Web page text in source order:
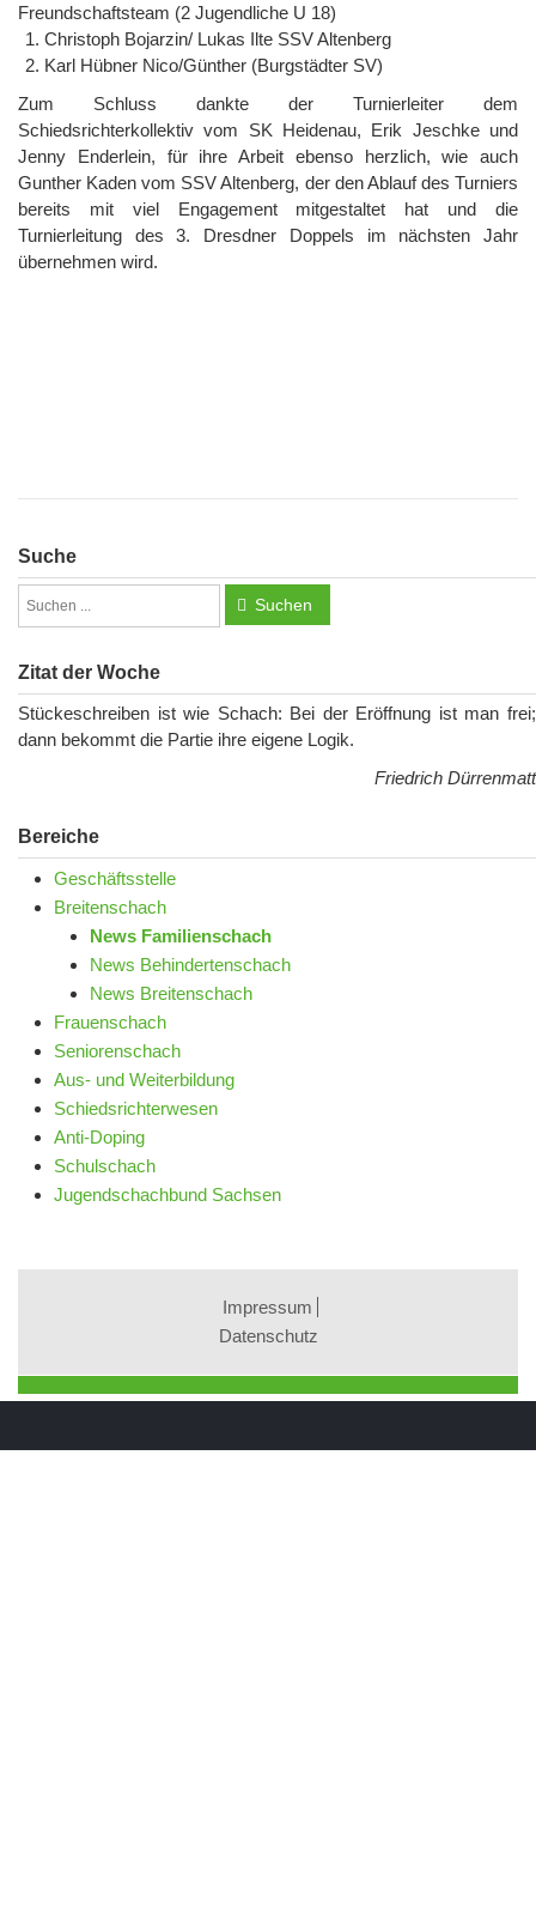
Freundschaftsteam (2 Jugendliche U 18)
Christoph Bojarzin/ Lukas Ilte SSV Altenberg
Karl Hübner Nico/Günther (Burgstädter SV)
Zum Schluss dankte der Turnierleiter dem
Schiedsrichterkollektiv vom SK Heidenau, Erik Jeschke und
Jenny Enderlein, für ihre Arbeit ebenso herzlich, wie auch
Gunther Kaden vom SSV Altenberg, der den Ablauf des Turniers
bereits mit viel Engagement mitgestaltet hat und die
Turnierleitung des 3. Dresdner Doppels im nächsten Jahr
übernehmen wird.
Suche
Suchen
Zitat der Woche
Stückeschreiben ist wie Schach: Bei der Eröffnung ist man frei;
dann bekommt die Partie ihre eigene Logik.
Friedrich Dürrenmatt
Bereiche
Geschäftsstelle
Breitenschach
News Familienschach
News Behindertenschach
News Breitenschach
Frauenschach
Seniorenschach
Aus- und Weiterbildung
Schiedsrichterwesen
Anti-Doping
Schulschach
Jugendschachbund Sachsen
Impressum
Datenschutz